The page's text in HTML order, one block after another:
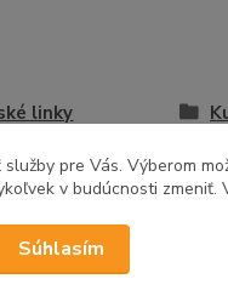
linky
pre Vás. Výberom
v budúcnosti zmeniť.
Súhlasím